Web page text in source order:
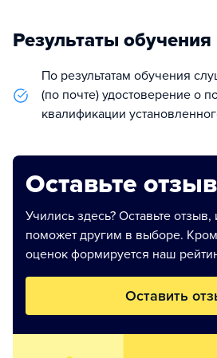
Результаты обучения
По результатам обучения
(по почте) удостоверение о
квалификации
Оставьте отзыв
Учились здесь? Оставьте
поможет другим в выборе.
оценок формируется наш
Оставить